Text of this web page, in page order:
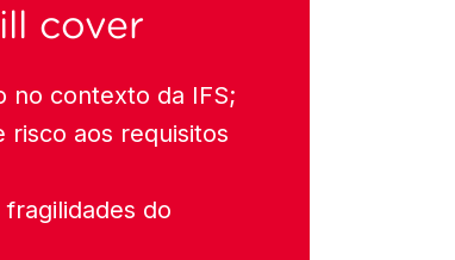
cover
no contexto da IFS;
risco aos requisitos
do